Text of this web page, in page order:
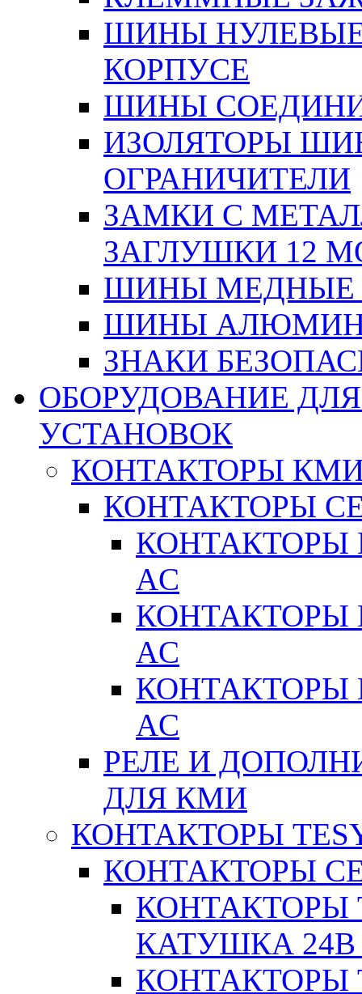
ШИНЫ
КОРПУСЕ
ШИНЫ
ИЗОЛЯТОРЫ
ОГРАНИЧИТЕЛИ
ЗАМКИ С
ЗАГЛУШКИ 12
ШИНЫ МЕДНЫЕ
ШИНЫ
ЗНАКИ
ОБОРУДОВАНИЕ
УСТАНОВОК
КОНТАКТОРЫ
КОНТАКТОРЫ
КОНТАКТОРЫ
AC
КОНТАКТОРЫ
AC
КОНТАКТОРЫ
AC
РЕЛЕ И
ДЛЯ КМИ
КОНТАКТОРЫ
КОНТАКТОРЫ
КОНТАКТОРЫ
КАТУШКА 24В
КОНТАКТОРЫ